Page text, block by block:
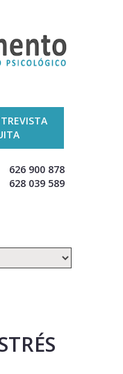
626 900 878
628 039 589